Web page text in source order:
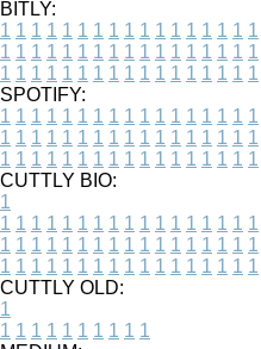
BITLY:
1 1 1 1 1 1 1 1 1 1 1 1 1 1 1 1 1
1 1 1 1 1 1 1 1 1 1 1 1 1 1 1 1 1
1 1 1 1 1 1 1 1 1 1 1 1 1 1 1 1 1
SPOTIFY:
1 1 1 1 1 1 1 1 1 1 1 1 1 1 1 1 1
1 1 1 1 1 1 1 1 1 1 1 1 1 1 1 1 1
1 1 1 1 1 1 1 1 1 1 1 1 1 1 1 1 1
CUTTLY BIO:
1
1 1 1 1 1 1 1 1 1 1 1 1 1 1 1 1 1
1 1 1 1 1 1 1 1 1 1 1 1 1 1 1 1 1
1 1 1 1 1 1 1 1 1 1 1 1 1 1 1 1 1
CUTTLY OLD:
1
1 1 1 1 1 1 1 1 1 1